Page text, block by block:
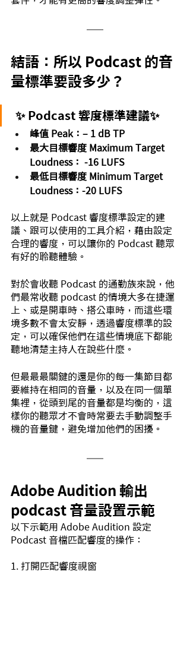
結語：所以 Podcast 的音
量標準要設多少？
✨ Podcast 響度標準建議✨
峰值 Peak：– 1 dB TP
最大目標響度 Maximum Target
Loudness： -16 LUFS
最低目標響度 Minimum Target
Loudness：-20 LUFS
以上就是 Podcast 響度標準設定的建
議、跟可以使用的工具介紹，藉由設定
合理的響度，可以讓你的 Podcast 聽眾
有好的聆聽體驗。
對於會收聽 Podcast 的通勤族來說，他
們最常收聽 podcast 的情境大多在捷運
上、或是開車時、搭公車時，而這些環
境多數不會太安靜，透過響度標準的設
定，可以確保他們在這些情境底下都能
聽地清楚主持人在說些什麼。
但最最最關鍵的還是你的每一集節目都
要維持在相同的音量，以及在同一個單
集裡，從頭到尾的音量都是均衡的，這
樣你的聽眾才不會時常要去手動調整手
機的音量鍵，避免增加他們的困擾。
Adobe Audition 輸出
podcast 音量設置示範
以下示範用 Adobe Audition 設定
Podcast 音檔匹配響度的操作：
1. 打開匹配響度視窗